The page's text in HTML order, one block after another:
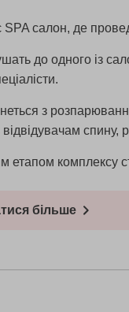
SPA салон, де
до одного із
з
спину,
етапом комплексу
більше